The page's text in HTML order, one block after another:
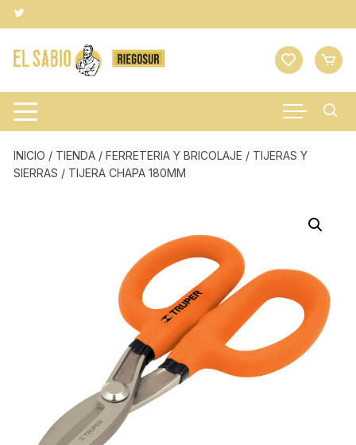
Saltar
al
contenido
INICIO / TIENDA /FERRETERIA Y BRICOLAJE / TIJERAS Y
SIERRAS / TIJERA CHAPA 180MM